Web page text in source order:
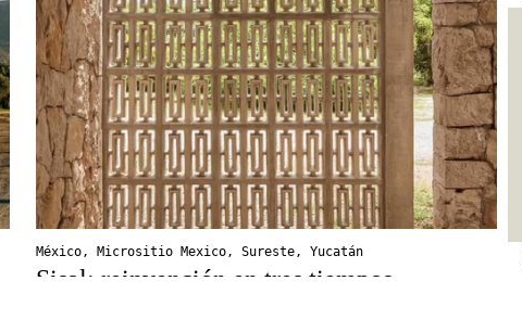
México, Micrositio Mexico, Sureste, Yucatán
Sisal: reinvención en tres tiempos